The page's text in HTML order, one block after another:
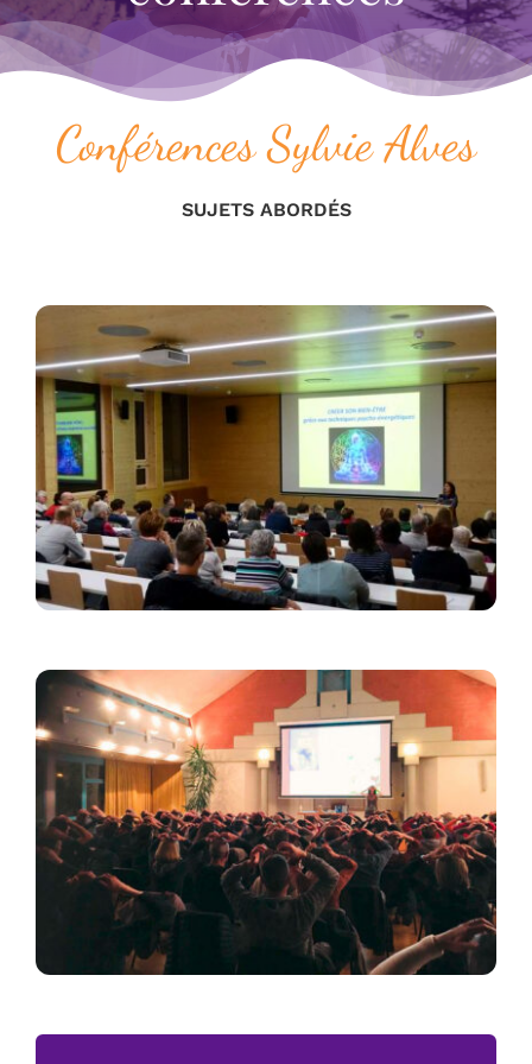
STAGES
TÉMOIGNAGES
BOUTIQUE
Conférences Sylvie Alves
SUJETS ABORDÉS